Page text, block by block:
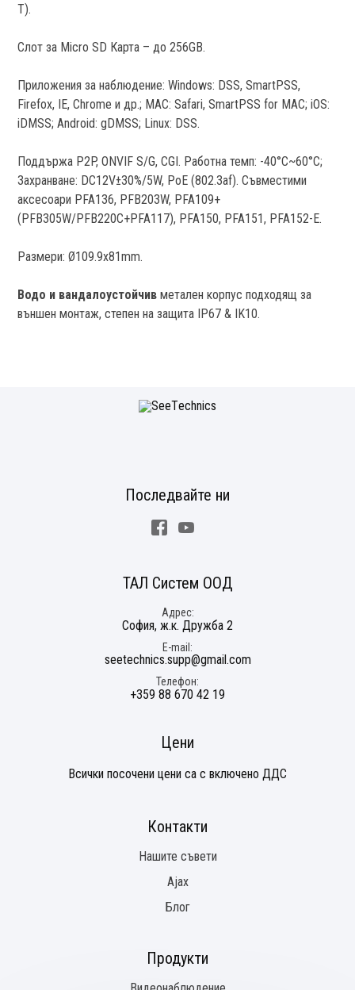
T).
Слот за Micro SD Карта – до 256GB.
Приложения за наблюдение: Windows: DSS, SmartPSS,
Firefox, IE, Chrome и др.; MAC: Safari, SmartPSS for MAC; iOS:
iDMSS; Android: gDMSS; Linux: DSS.
Поддържа P2P, ONVIF S/G, CGI. Работна темп: -40°C~60°C;
Захранване: DC12V±30%/5W, PoE (802.3af). Съвместими
аксесоари PFA136, PFB203W, PFA109+
(PFB305W/PFB220C+PFA117), PFA150, PFA151, PFA152-E.
Размери: Ø109.9х81mm.
Водо и вандалоустойчив метален корпус подходящ за
външен монтаж, степен на защита IP67 & IK10.
Контакти
Нашите съвети
Ajax
Блог
Продукти
Цени
Всички посочени цени са с включено ДДС
ТАЛ Систем ООД
Адрес
София, ж.к. Дружба 2
E-mail
seetechnics.supp@gmail.com
Телефон
+359 88 670 42 19
Последвайте ни
Facebook